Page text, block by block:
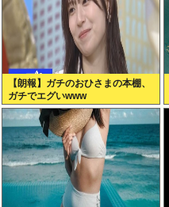
【朗報】ガチのおひさまの本棚、
ガチでエグいwww